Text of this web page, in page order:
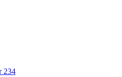
234